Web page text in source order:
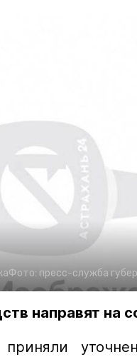
Фото: пресс-служба
направят на